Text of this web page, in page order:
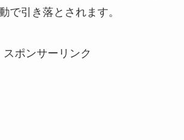
で引き落とされます​。
スポンサーリンク